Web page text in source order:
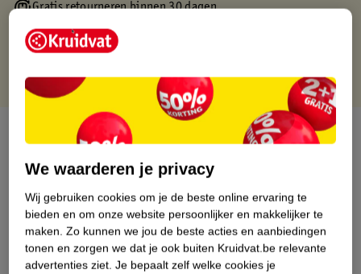
Gratis retourneren binnen 30 dagen
Gratis punten met je Kruidvat kaart
Over dit product
Productinformatie
Etiketinformatie
Nature Impact Score
We waarderen je privacy
Wij gebruiken cookies om je de beste online ervaring te
bieden en om onze website persoonlijker en makkelijker te
maken. Zo kunnen we jou de beste acties en aanbiedingen
tonen en zorgen we dat je ook buiten Kruidvat.be relevante
advertenties ziet. Je bepaalt zelf welke cookies je